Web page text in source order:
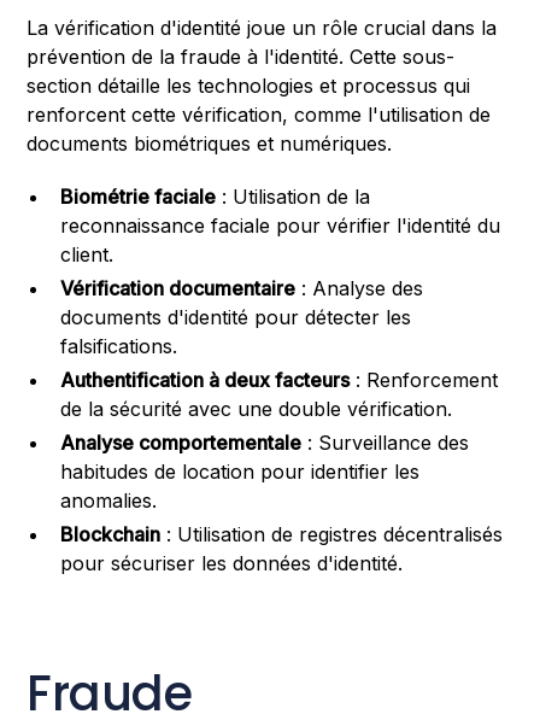
La vérification d'identité joue un rôle crucial dans la
prévention de la fraude à l'identité. Cette sous-
section détaille les technologies et processus qui
renforcent cette vérification, comme l'utilisation de
documents biométriques et numériques.
Biométrie faciale : Utilisation de la
reconnaissance faciale pour vérifier l'identité du
client.
Vérification documentaire : Analyse des
documents d'identité pour détecter les
falsifications.
Authentification à deux facteurs: Renforcement
de la sécurité avec une double vérification.
Analyse comportementale : Surveillance des
habitudes de location pour identifier les
anomalies.
Blockchain : Utilisation de registres décentralisés
pour sécuriser les données d'identité.
Fraude